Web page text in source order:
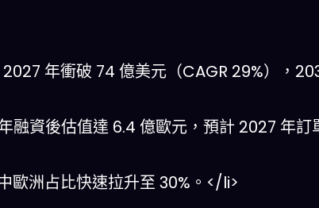
年衝破 74 億美元（CAGR 29%），
資後估值達 6.4 億歐元，預計 2027 年訂
歐洲占比快速拉升至 30%。</li>